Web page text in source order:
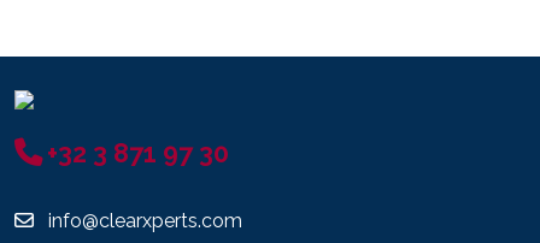
+32 3 871 97 30
info@clearxperts.com